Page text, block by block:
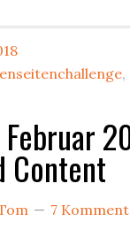
,
Content
7